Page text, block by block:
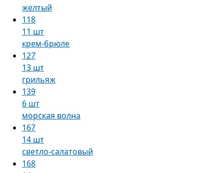
желтый
118
11 шт
крем-брюле
127
13 шт
грильяж
139
6 шт
морская волна
167
14 шт
светло-салатовый
168